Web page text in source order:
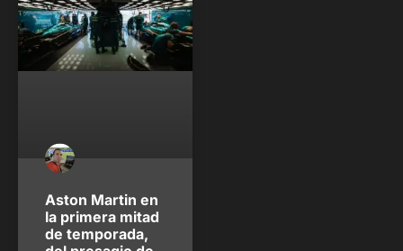
Aston Martin en
la primera mitad
de temporada,